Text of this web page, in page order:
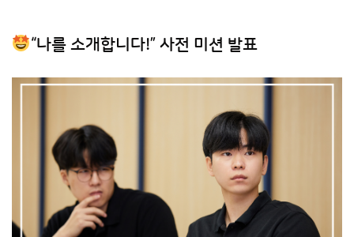
“나를 소개합니다!” 사전 미션 발표